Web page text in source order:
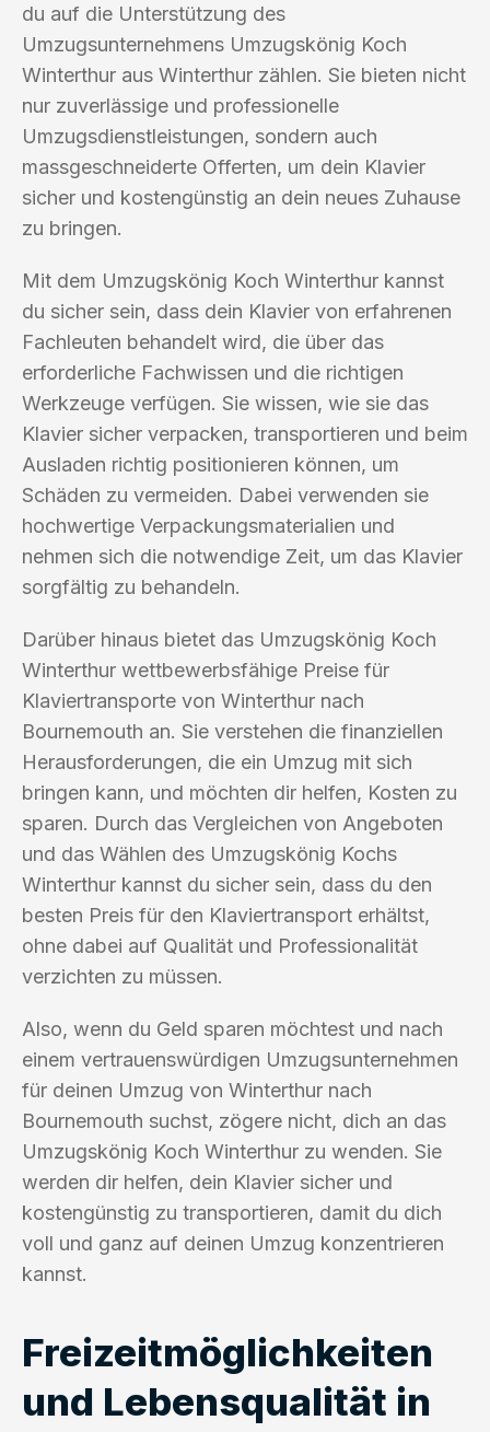
du auf die Unterstützung des
Umzugsunternehmens Umzugskönig Koch
Winterthur aus Winterthur zählen. Sie bieten nicht
nur zuverlässige und professionelle
Umzugsdienstleistungen, sondern auch
massgeschneiderte Offerten, um dein Klavier
sicher und kostengünstig an dein neues Zuhause
zu bringen.
Mit dem Umzugskönig Koch Winterthur kannst
du sicher sein, dass dein Klavier von erfahrenen
Fachleuten behandelt wird, die über das
erforderliche Fachwissen und die richtigen
Werkzeuge verfügen. Sie wissen, wie sie das
Klavier sicher verpacken, transportieren und beim
Ausladen richtig positionieren können, um
Schäden zu vermeiden. Dabei verwenden sie
hochwertige Verpackungsmaterialien und
nehmen sich die notwendige Zeit, um das Klavier
sorgfältig zu behandeln.
Darüber hinaus bietet das Umzugskönig Koch
Winterthur wettbewerbsfähige Preise für
Klaviertransporte von Winterthur nach
Bournemouth an. Sie verstehen die finanziellen
Herausforderungen, die ein Umzug mit sich
bringen kann, und möchten dir helfen, Kosten zu
sparen. Durch das Vergleichen von Angeboten
und das Wählen des Umzugskönig Kochs
Winterthur kannst du sicher sein, dass du den
besten Preis für den Klaviertransport erhältst,
ohne dabei auf Qualität und Professionalität
verzichten zu müssen.
Also, wenn du Geld sparen möchtest und nach
einem vertrauenswürdigen Umzugsunternehmen
für deinen Umzug von Winterthur nach
Bournemouth suchst, zögere nicht, dich an das
Umzugskönig Koch Winterthur zu wenden. Sie
werden dir helfen, dein Klavier sicher und
kostengünstig zu transportieren, damit du dich
voll und ganz auf deinen Umzug konzentrieren
kannst.
Freizeitmöglichkeiten
und Lebensqualität in